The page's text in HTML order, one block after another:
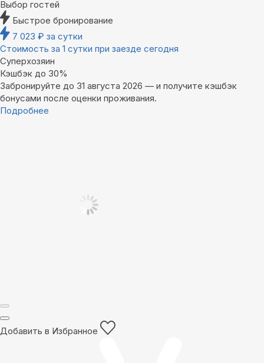
Выбор гостей
Быстрое бронирование
7 023 ₽ за сутки
Стоимость за 1 сутки при заезде сегодня
Суперхозяин
Кэшбэк до 30%
Забронируйте до 31 августа 2026 — и получите кэшбэк
бонусами после оценки проживания.
Подробнее
Добавить в Избранное